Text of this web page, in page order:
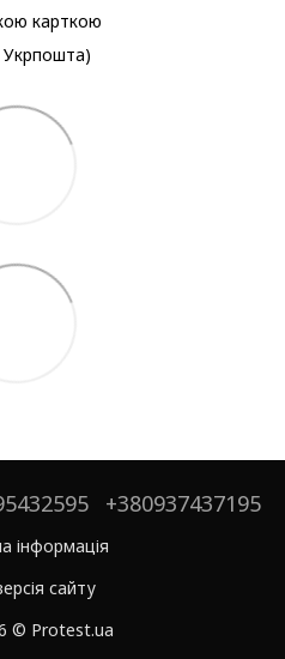
карткою
+380937437195
інформація
сайту
© Protest.ua